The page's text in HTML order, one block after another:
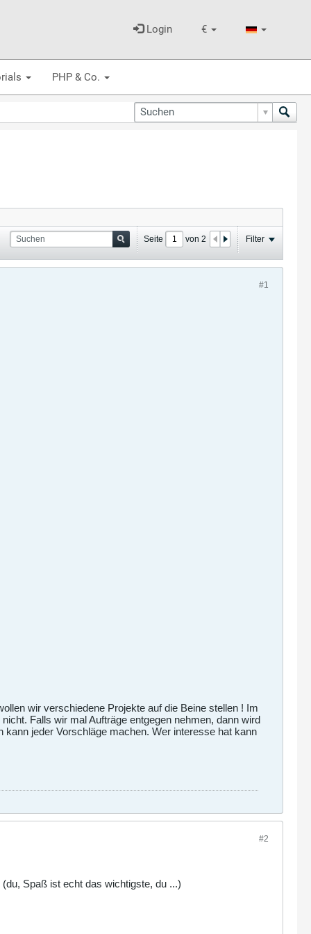
€
Login
PHP & Co.
Seite von 2 Filter
#1
wir verschiedene Projekte auf die Beine stellen ! Im
Falls wir mal Aufträge entgegen nehmen, dann wird
jeder Vorschläge machen. Wer interesse hat kann
#2
Spaß ist echt das wichtigste, du ...)